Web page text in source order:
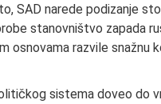
SAD narede podizanje
stanovništvo zapada
osnovama razvile snažnu
sistema doveo do